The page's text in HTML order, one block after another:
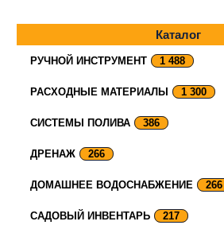
Каталог
РУЧНОЙ ИНСТРУМЕНТ 1 488
РАСХОДНЫЕ МАТЕРИАЛЫ 1 300
СИСТЕМЫ ПОЛИВА 386
ДРЕНАЖ 266
ДОМАШНЕЕ ВОДОСНАБЖЕНИЕ 266
САДОВЫЙ ИНВЕНТАРЬ 217